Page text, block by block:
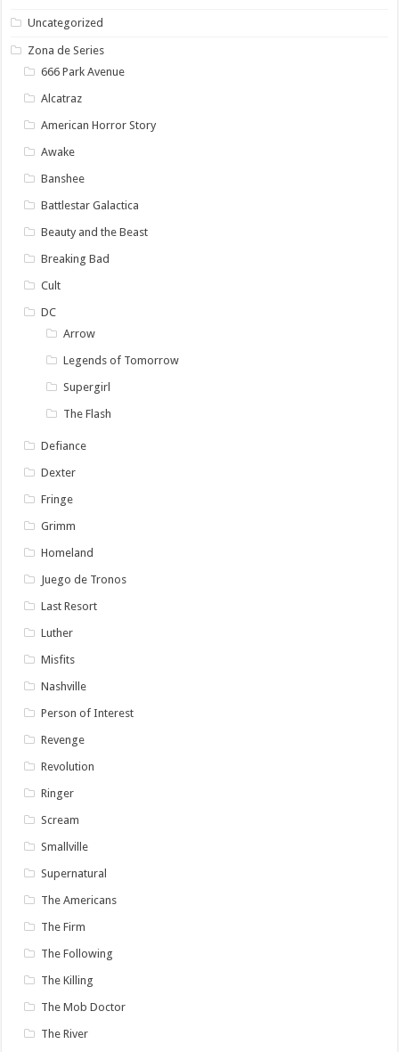
Uncategorized
Zona de Series
666 Park Avenue
Alcatraz
American Horror Story
Awake
Banshee
Battlestar Galactica
Beauty and the Beast
Breaking Bad
Cult
DC
Arrow
Legends of Tomorrow
Supergirl
The Flash
Defiance
Dexter
Fringe
Grimm
Homeland
Juego de Tronos
Last Resort
Luther
Misfits
Nashville
Person of Interest
Revenge
Revolution
Ringer
Scream
Smallville
Supernatural
The Americans
The Firm
The Following
The Killing
The Mob Doctor
The River